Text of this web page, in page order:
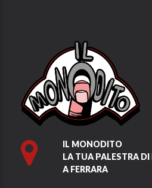
IL MONODITO
LA TUA PALESTRA DI
A FERRARA